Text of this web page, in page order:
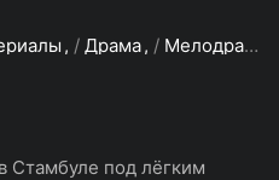
/ Драма / Мелодрама
Стамбуле под лёгким